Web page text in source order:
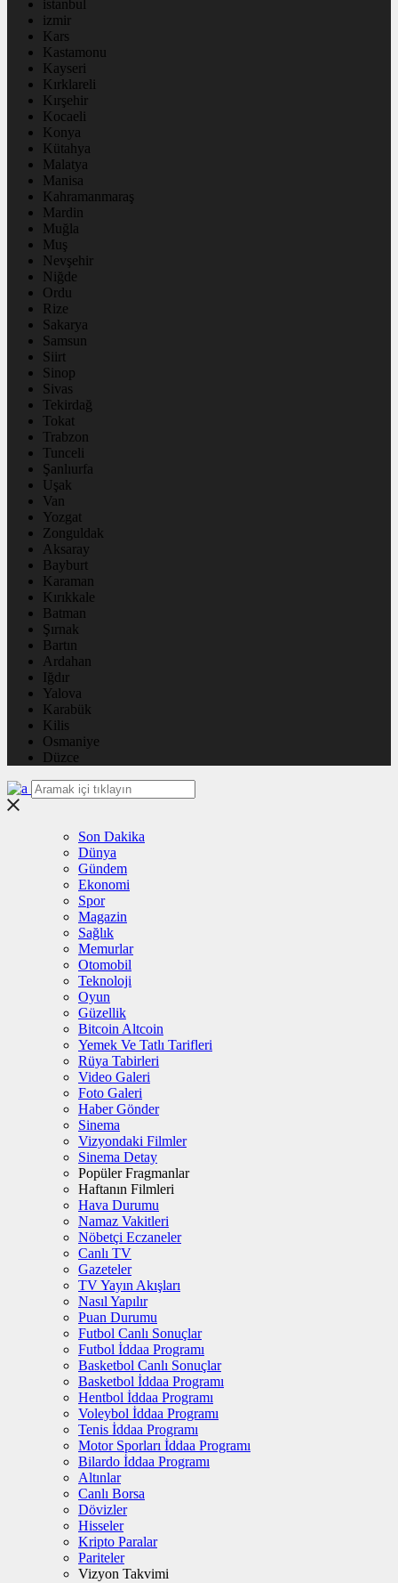
istanbul
izmir
Kars
Kastamonu
Kayseri
Kırklareli
Kırşehir
Kocaeli
Konya
Kütahya
Malatya
Manisa
Kahramanmaraş
Mardin
Muğla
Muş
Nevşehir
Niğde
Ordu
Rize
Sakarya
Samsun
Siirt
Sinop
Sivas
Tekirdağ
Tokat
Trabzon
Tunceli
Şanlıurfa
Uşak
Van
Yozgat
Zonguldak
Aksaray
Bayburt
Karaman
Kırıkkale
Batman
Şırnak
Bartın
Ardahan
Iğdır
Yalova
Karabük
Kilis
Osmaniye
Düzce
Son Dakika
Dünya
Gündem
Ekonomi
Spor
Magazin
Sağlık
Memurlar
Otomobil
Teknoloji
Oyun
Güzellik
Bitcoin Altcoin
Yemek Ve Tatlı Tarifleri
Rüya Tabirleri
Video Galeri
Foto Galeri
Haber Gönder
Sinema
Vizyondaki Filmler
Sinema Detay
Popüler Fragmanlar
Haftanın Filmleri
Hava Durumu
Namaz Vakitleri
Nöbetçi Eczaneler
Canlı TV
Gazeteler
TV Yayın Akışları
Nasıl Yapılır
Puan Durumu
Futbol Canlı Sonuçlar
Futbol İddaa Programı
Basketbol Canlı Sonuçlar
Basketbol İddaa Programı
Hentbol İddaa Programı
Voleybol İddaa Programı
Tenis İddaa Programı
Motor Sporları İddaa Programı
Bilardo İddaa Programı
Altınlar
Canlı Borsa
Dövizler
Hisseler
Kripto Paralar
Pariteler
Vizyon Takvimi